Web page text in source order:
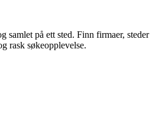
samlet på ett sted. Finn firmaer, steder
rask søkeopplevelse.